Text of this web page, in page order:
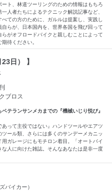
ート、林道ツーリングのための情報はもちろ
人者たちによるテクニック解説記事など、
ての方のために、ガルルは提案し、実践し
らが、日本国内を、世界各国を飛び回って
がオフロードバイクと親しむことによって
待ください。
日） 】
ブロス
テランサンメカまでの『機械いじり悦び』
あって主役ではない』ハンドツールやエアツ
ツール類、さらには多くのサンデーメカニッ
用ガレージにもモチロン着目。「オートバイ
な人に向けた雑誌。そんなあなたは是非一度
バイカー）